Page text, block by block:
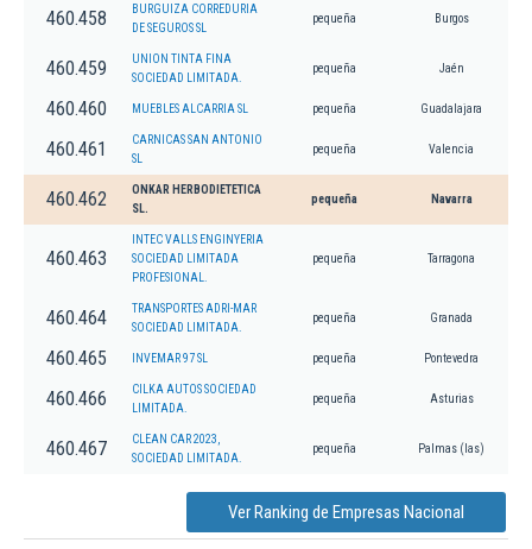
460.458
BURGUIZA CORREDURIA
DE SEGUROS SL
pequeña Burgos
460.459
UNION TINTA FINA
SOCIEDAD LIMITADA.
pequeña Jaén
460.460 MUEBLES ALCARRIA SL pequeña Guadalajara
460.461
CARNICAS SAN ANTONIO
SL
pequeña Valencia
460.462
ONKAR HERBODIETETICA
SL.
pequeña Navarra
460.463
INTEC VALLS ENGINYERIA
SOCIEDAD LIMITADA
PROFESIONAL.
pequeña Tarragona
460.464
TRANSPORTES ADRI-MAR
SOCIEDAD LIMITADA.
pequeña Granada
460.465 INVEMAR 97 SL pequeña Pontevedra
460.466
CILKA AUTOS SOCIEDAD
LIMITADA.
pequeña Asturias
460.467
CLEAN CAR 2023,
SOCIEDAD LIMITADA.
pequeña Palmas (las)
Ver Ranking de Empresas Nacional